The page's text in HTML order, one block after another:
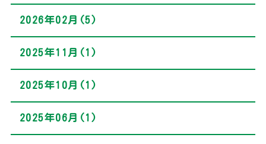
2026年02月(5)
2025年11月(1)
2025年10月(1)
2025年06月(1)